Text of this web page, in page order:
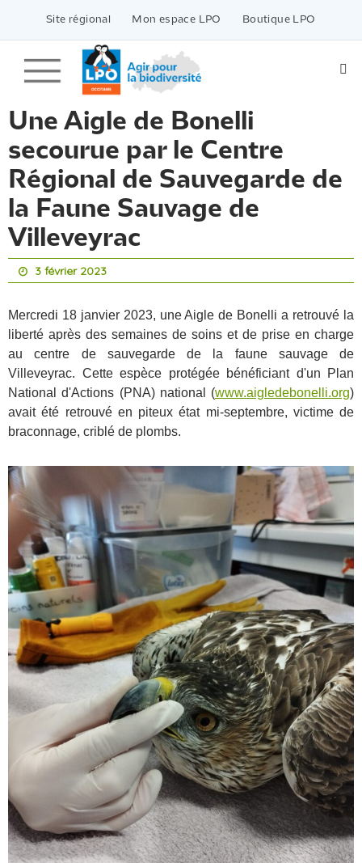
contenu
Site régional Mon espace LPO Boutique LPO
Une Aigle de Bonelli
secourue par le Centre
Régional de Sauvegarde de
la Faune Sauvage de
Villeveyrac
3 février 2023
Mercredi 18 janvier 2023, une Aigle de Bonelli a retrouvé la
liberté après des semaines de soins et de prise en charge
au centre de sauvegarde de la faune sauvage de
Villeveyrac. Cette espèce protégée bénéficiant d'un Plan
National d'Actions (PNA) national (www.aigledebonelli.org)
avait été retrouvé en piteux état mi-septembre, victime de
braconnage, criblé de plombs.